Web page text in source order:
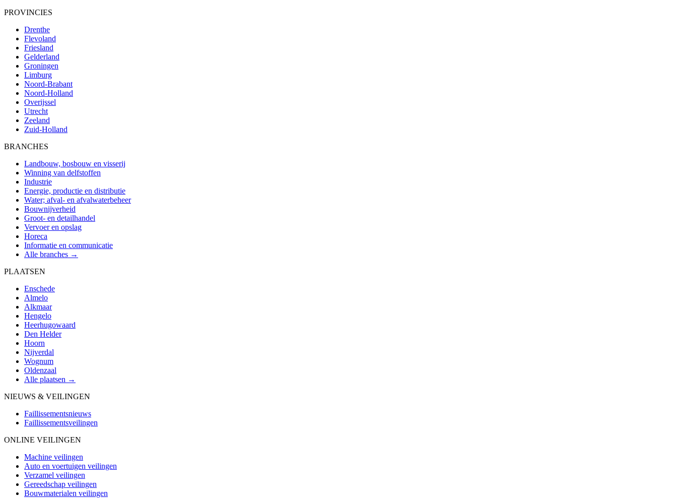
PROVINCIES
Drenthe
Flevoland
Friesland
Gelderland
Groningen
Limburg
Noord-Brabant
Noord-Holland
Overijssel
Utrecht
Zeeland
Zuid-Holland
BRANCHES
Landbouw, bosbouw en visserij
Winning van delfstoffen
Industrie
Energie, productie en distributie
Water; afval- en afvalwaterbeheer
Bouwnijverheid
Groot- en detailhandel
Vervoer en opslag
Horeca
Informatie en communicatie
Alle branches →
PLAATSEN
Enschede
Almelo
Alkmaar
Hengelo
Heerhugowaard
Den Helder
Hoorn
Nijverdal
Wognum
Oldenzaal
Alle plaatsen →
NIEUWS & VEILINGEN
Faillissementsnieuws
Faillissementsveilingen
ONLINE VEILINGEN
Machine veilingen
Auto en voertuigen veilingen
Verzamel veilingen
Gereedschap veilingen
Bouwmaterialen veilingen